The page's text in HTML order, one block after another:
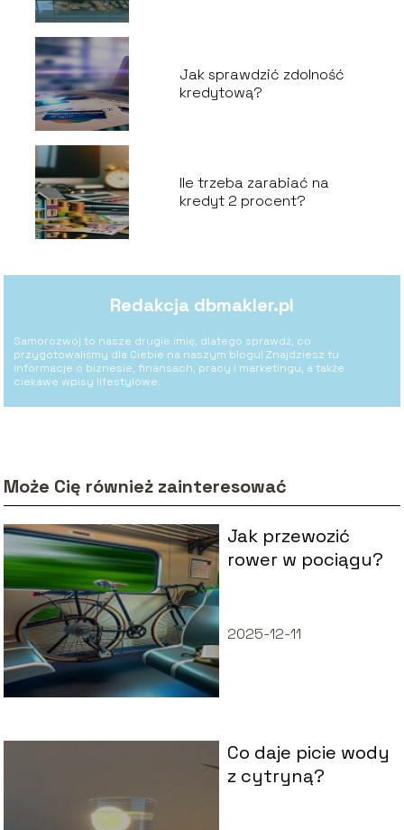
Jak sprawdzić zdolność
kredytową?
Ile trzeba zarabiać na
kredyt 2 procent?
Redakcja dbmakler.pl
Samorozwój to nasze drugie imię, dlatego sprawdź, co
przygotowaliśmy dla Ciebie na naszym blogu! Znajdziesz tu
informacje o biznesie, finansach, pracy i marketingu, a także
ciekawe wpisy lifestylowe.
Może Cię również zainteresować
Jak przewozić
rower w pociągu?
2025-12-11
Co daje picie wody
z cytryną?